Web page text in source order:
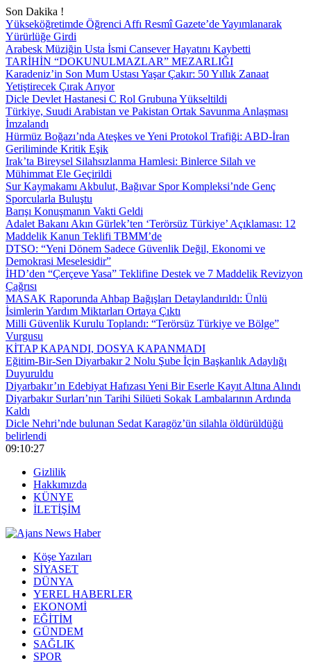
Son Dakika !
Yükseköğretimde Öğrenci Affı Resmî Gazete’de Yayımlanarak
Yürürlüğe Girdi
Arabesk Müziğin Usta İsmi Cansever Hayatını Kaybetti
TARİHİN “DOKUNULMAZLAR” MEZARLIĞI
Karadeniz’in Son Mum Ustası Yaşar Çakır: 50 Yıllık Zanaat
Yetiştirecek Çırak Arıyor
Dicle Devlet Hastanesi C Rol Grubuna Yükseltildi
Türkiye, Suudi Arabistan ve Pakistan Ortak Savunma Anlaşması
İmzalandı
Hürmüz Boğazı’nda Ateşkes ve Yeni Protokol Trafiği: ABD-İran
Geriliminde Kritik Eşik
Irak’ta Bireysel Silahsızlanma Hamlesi: Binlerce Silah ve
Mühimmat Ele Geçirildi
Sur Kaymakamı Akbulut, Bağıvar Spor Kompleksi’nde Genç
Sporcularla Buluştu
Barışı Konuşmanın Vakti Geldi
Adalet Bakanı Akın Gürlek’ten ‘Terörsüz Türkiye’ Açıklaması: 12
Maddelik Kanun Teklifi TBMM’de
DTSO: “Yeni Dönem Sadece Güvenlik Değil, Ekonomi ve
Demokrasi Meselesidir”
İHD’den “Çerçeve Yasa” Teklifine Destek ve 7 Maddelik Revizyon
Çağrısı
MASAK Raporunda Ahbap Bağışları Detaylandırıldı: Ünlü
İsimlerin Yardım Miktarları Ortaya Çıktı
Milli Güvenlik Kurulu Toplandı: “Terörsüz Türkiye ve Bölge”
Vurgusu
KİTAP KAPANDI, DOSYA KAPANMADI
Eğitim-Bir-Sen Diyarbakır 2 Nolu Şube İçin Başkanlık Adaylığı
Duyuruldu
Diyarbakır’ın Edebiyat Hafızası Yeni Bir Eserle Kayıt Altına Alındı
Diyarbakır Surları’nın Tarihi Silüeti Sokak Lambalarının Ardında
Kaldı
Dicle Nehri’nde bulunan Sedat Karagöz’ün silahla öldürüldüğü
belirlendi
09:10:28
Gizlilik
Hakkımızda
KÜNYE
İLETİŞİM
Köşe Yazıları
SİYASET
DÜNYA
YEREL HABERLER
EKONOMİ
EĞİTİM
GÜNDEM
SAĞLIK
SPOR